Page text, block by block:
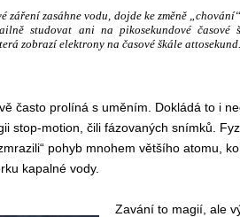
záření zasáhne vodu, dojde ke změně
studovat ani na pikosekundové
zobrazí elektrony na časové škále attosekund.
často prolíná s uměním. Dokládá to i
stop-motion, čili fázovaných snímků.
pohyb mnohem většího atomu,
kapalné vody.
Zavání to magií, ale